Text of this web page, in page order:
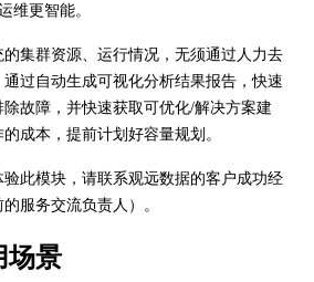
维更智能。
集群资源、运行情况，无须通过人力去
过自动生成可视化分析结果报告，快速
故障，并快速获取可优化/解决方案建
成本，提前计划好容量规划。
此模块，请联系观远数据的客户成功经
服务交流负责人）。
场景